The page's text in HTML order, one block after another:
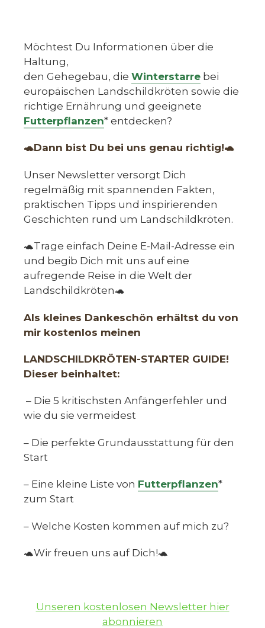
Möchtest Du Informationen über die
Haltung,
den Gehegebau, die Winterstarre bei
europäischen Landschildkröten sowie die
richtige Ernährung und geeignete
Futterpflanzen* entdecken?
🐢Dann bist Du bei uns genau richtig!🐢
Unser Newsletter versorgt Dich
regelmäßig mit spannenden Fakten,
praktischen Tipps und inspirierenden
Geschichten rund um Landschildkröten.
🐢Trage einfach Deine E-Mail-Adresse ein
und begib Dich mit uns auf eine
aufregende Reise in die Welt der
Landschildkröten🐢
Als kleines Dankeschön erhältst du von
mir kostenlos meinen
LANDSCHILDKRÖTEN-STARTER GUIDE!
Dieser beinhaltet:
– Die 5 kritischsten Anfängerfehler und
wie du sie vermeidest
– Die perfekte Grundausstattung für den
Start
– Eine kleine Liste von Futterpflanzen*
zum Start
– Welche Kosten kommen auf mich zu?
🐢Wir freuen uns auf Dich!🐢
Unseren kostenlosen Newsletter hier
abonnieren